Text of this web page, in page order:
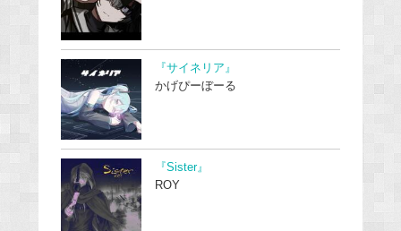
『サイネリア』
かげぴーぼーる
『Sister』
ROY